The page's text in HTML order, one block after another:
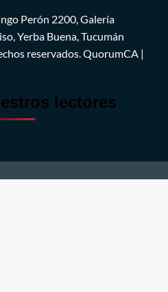
Perón 2200, Galería
Yerba Buena, Tucumán
reservados. QuorumCA |
lectores